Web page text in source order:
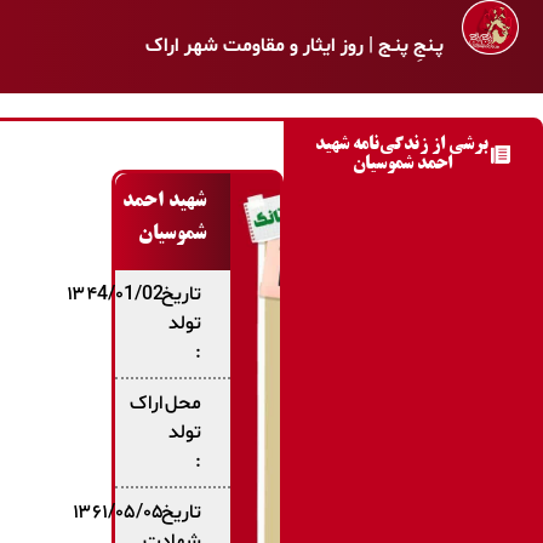
پـنجِ پنـج | روز ایثار و مقاومت شهر اراک
برشی از زندگی‌نامه شهید
احمد شموسیان
شهید احمد
شموسیان
تاریخ
تولد
:
۱۳۴4/۰1/02
محل
تولد
:
اراک
تاریخ۱۳۶۱/۰۵/۰۵